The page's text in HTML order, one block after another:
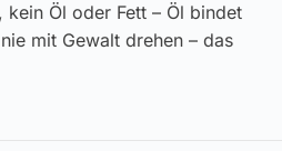
Öl oder Fett – Öl bindet
mit Gewalt drehen – das